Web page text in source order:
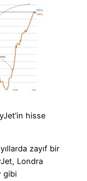
hisse
zayıf bir
Londra
gibi